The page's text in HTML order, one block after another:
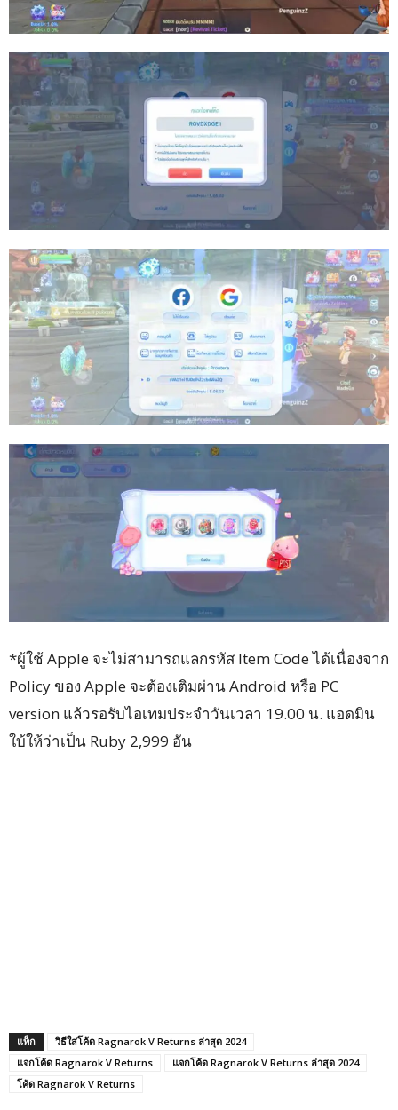
*ผู้ใช้ Apple จะไม่สามารถแลกรหัส Item Code ได้เนื่องจาก
Policy ของ Apple จะต้องเติมผ่าน Android หรือ PC
version แล้วรอรับไอเทมประจำวันเวลา 19.00 น. แอดมิน
ใบ้ให้ว่าเป็น Ruby 2,999 อัน
แท็ก
วิธีใส่โค้ด Ragnarok V Returns ล่าสุด 2024
แจกโค้ด Ragnarok V Returns
แจกโค้ด Ragnarok V Returns ล่าสุด 2024
โค้ด Ragnarok V Returns